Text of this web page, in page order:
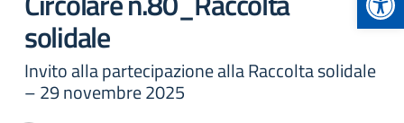
solidale
Invito alla partecipazione alla Raccolta solidale
– 29 novembre 2025